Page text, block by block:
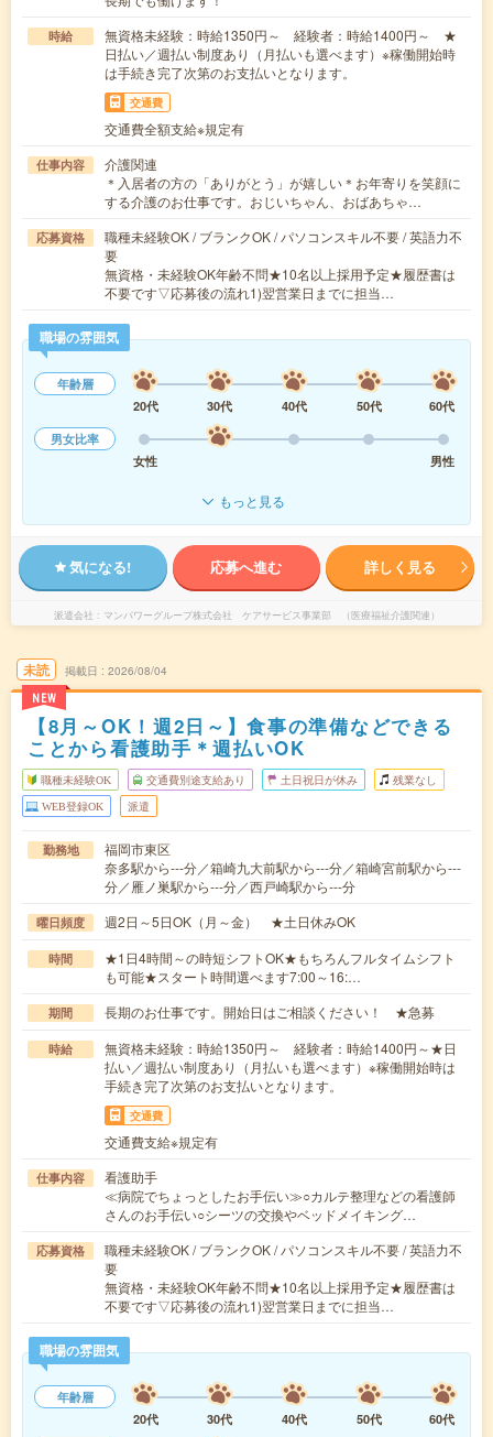
時給
無資格未経験：時給1350円～ 経験者：時給1400円～ ★
日払い／週払い制度あり（月払いも選べます）※稼働開始時
は手続き完了次第のお支払いとなります。
交通費
交通費全額支給※規定有
仕事内容
介護関連
＊入居者の方の「ありがとう」が嬉しい＊お年寄りを笑顔に
する介護のお仕事です。おじいちゃん、おばあちゃ…
応募資格
職種未経験OK / ブランクOK / パソコンスキル不要 / 英語力不
要
無資格・未経験OK年齢不問★10名以上採用予定★履歴書は
不要です▽応募後の流れ1)翌営業日までに担当…
職場の雰囲気
年齢層
20代
30代 40代 50代
60代
男女比率
女性
男性
もっと見る
気になる! 応募へ進む 詳しく見る
派遣会社 マンパワーグループ株式会社 ケアサービス事業部 （医療福祉介護関連）
未読
NEW
掲載日 2026/08/04
【8月～OK！週2日～】食事の準備などできる
ことから看護助手＊週払いOK
職種未経験OK 交通費別途支給あり 土日祝日が休み 残業なし
WEB登録OK 派遣
勤務地
福岡市東区
奈多駅から---分／箱崎九大前駅から---分／箱崎宮前駅から---
分／雁ノ巣駅から---分／西戸崎駅から---分
曜日頻度 週2日～5日OK（月～金） ★土日休みOK
時間
★1日4時間～の時短シフトOK★もちろんフルタイムシフト
も可能★スタート時間選べます7:00～16:…
期間 長期のお仕事です。開始日はご相談ください！ ★急募
時給
無資格未経験：時給1350円～ 経験者：時給1400円～★日
払い／週払い制度あり（月払いも選べます）※稼働開始時は
手続き完了次第のお支払いとなります。
交通費
交通費支給※規定有
仕事内容
看護助手
≪病院でちょっとしたお手伝い≫○カルテ整理などの看護師
さんのお手伝い○シーツの交換やベッドメイキング…
応募資格
職種未経験OK / ブランクOK / パソコンスキル不要 / 英語力不
要
無資格・未経験OK年齢不問★10名以上採用予定★履歴書は
不要です▽応募後の流れ1)翌営業日までに担当…
職場の雰囲気
年齢層
20代
30代 40代 50代
60代